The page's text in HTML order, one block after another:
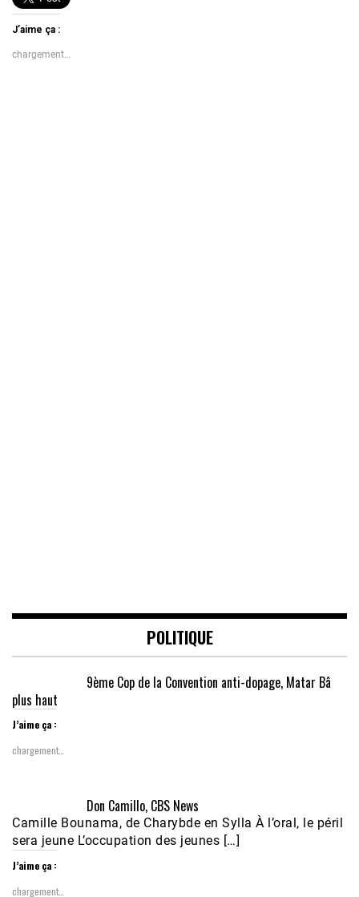
J’aime ça :
chargement…
POLITIQUE
9ème Cop de la Convention anti-dopage, Matar Bâ
plus haut
J’aime ça :
chargement…
Don Camillo, CBS News
Camille Bounama, de Charybde en Sylla À l’oral, le péril
sera jeune L’occupation des jeunes […]
J’aime ça :
chargement…